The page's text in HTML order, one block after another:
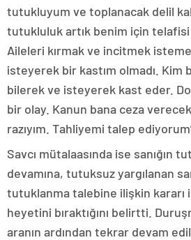
tutukluyum ve toplanacak delil
tutukluluk artık benim için telafisi
Aileleri kırmak ve incitmek
isteyerek bir kastım olmadı. Kim
bilerek ve isteyerek kast eder.
bir olay. Kanun bana ceza
razıyım. Tahliyemi talep
Savcı mütalaasında ise sanığın
devamına, tutuksuz yargılanan
tutuklanma talebine ilişkin kararı
heyetini bıraktığını belirtti.
aranın ardından tekrar devam